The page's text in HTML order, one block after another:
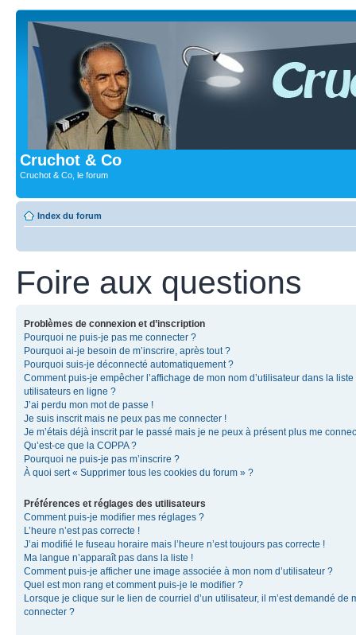
Cruchot & Co
Cruchot & Co, le forum
Index du forum
Foire aux questions
Problèmes de connexion et d’inscription
Pourquoi ne puis-je pas me connecter ?
Pourquoi ai-je besoin de m’inscrire, après tout ?
Pourquoi suis-je déconnecté automatiquement ?
Comment puis-je empêcher l’affichage de mon nom d’utilisateur dans la liste
utilisateurs en ligne ?
J’ai perdu mon mot de passe !
Je suis inscrit mais ne peux pas me connecter !
Je m’étais déjà inscrit par le passé mais je ne peux à présent plus me
Qu’est-ce que la COPPA ?
Pourquoi ne puis-je pas m’inscrire ?
À quoi sert « Supprimer tous les cookies du forum » ?
Préférences et réglages des utilisateurs
Comment puis-je modifier mes réglages ?
L’heure n’est pas correcte !
J’ai modifié le fuseau horaire mais l’heure n’est toujours pas correcte !
Ma langue n’apparaît pas dans la liste !
Comment puis-je afficher une image associée à mon nom d’utilisateur ?
Quel est mon rang et comment puis-je le modifier ?
Lorsque je clique sur le lien de courriel d’un utilisateur, il m’est demandé de
connecter ?